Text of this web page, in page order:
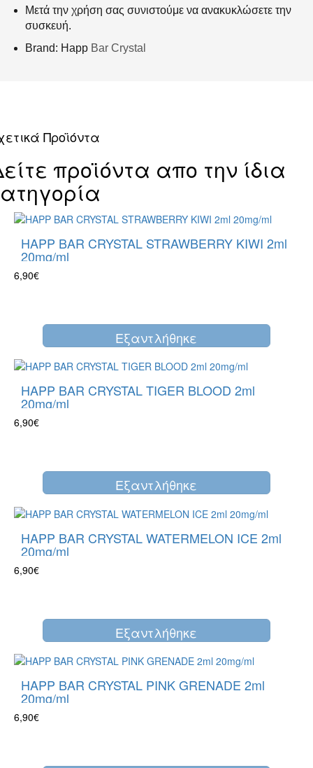
Μετά την χρήση σας συνιστούμε να ανακυκλώσετε την
συσκευή.
Brand: HappBar Crystal
Προϊόντα
προϊόντα απο την ίδια
HAPP BAR CRYSTAL STRAWBERRY KIWI 2ml
20mg/ml
6,90€
Eξαντλήθηκε
HAPP BAR CRYSTAL TIGER BLOOD 2ml
20mg/ml
6,90€
Eξαντλήθηκε
HAPP BAR CRYSTAL WATERMELON ICE 2ml
20mg/ml
6,90€
Eξαντλήθηκε
HAPP BAR CRYSTAL PINK GRENADE 2ml
20mg/ml
6,90€